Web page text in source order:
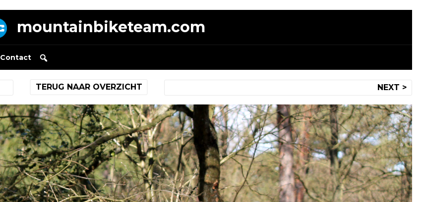
mountainbiketeam.com
Contact
NEXT >
TERUG NAAR OVERZICHT